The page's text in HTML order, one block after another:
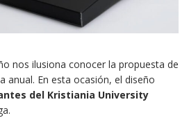
nos ilusiona conocer la propuesta de
anual. En esta ocasión, el diseño
del Kristiania University